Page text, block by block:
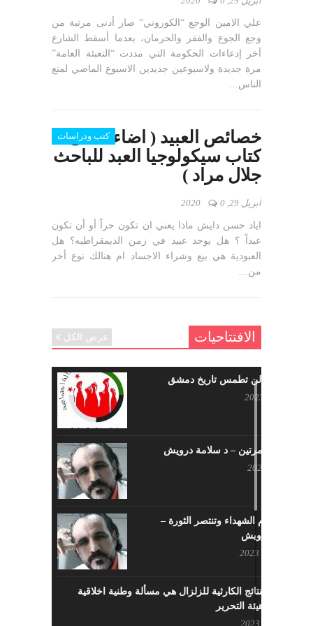
علي الامين الوجع “الكوروني” صار أدنى مرتبة من
وجع الجوع والفقر والحرمان، بعدما أسقط الشارع
آخر إدعاءات الحكومة التي مددت “التعبئة العامة”
مرة جديدة ولاسبوعين جديدين الاسبوع الماضي لمنع
الناس…
كتب ودراسات
خصائص العبيد ( اضاءة على
كتاب سيكولوجيا العبد للباحث
جلال مراد )
أبريل 29, 2020 0
اياد حسن دايش ماذا يعني ان تكون حراً أو أن تكون
عبداً ؟ هل يوجد عبيد في زمن الديمقراطيه؟ هل
العبودية هي بيع وشراء الاجساد ام هنالك نوع أخر
من…
الافتتاحيات عرض الكل
حرائقكم لن تطمس تاريخ دمشق
لا تقتلونا مرتين – د سلامة درويش
سيزهر دم الشهداء وتنتصر الثورة –
سلامة درويش
معالجة النتائج الكارثية للزلزال هي مسألة وطنية اخلاقية
بإمتياز – هيئة التحرير